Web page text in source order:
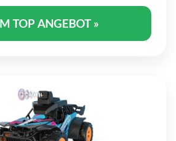
TOP ANGEBOT »